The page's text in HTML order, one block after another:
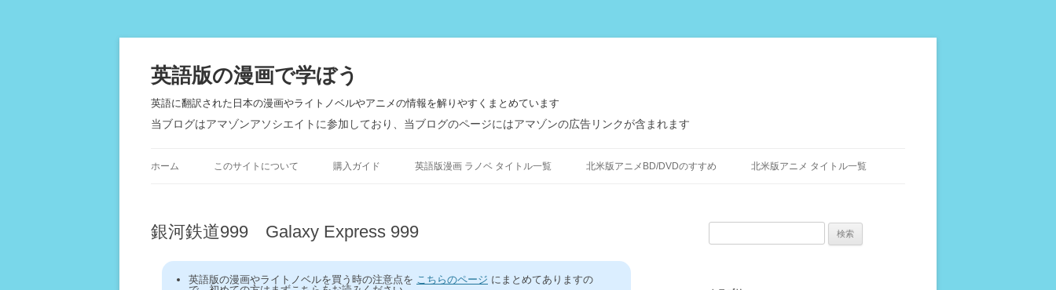
英語版の漫画で学ぼう
英語に翻訳された日本の漫画やライトノベルやアニメの情報を解りやすくまとめています
当ブログはアマゾンアソシエイトに参加しており、当ブログのページにはアマゾンの広告リンクが含まれます
ン
ホーム このサイトについて 購入ガイド 英語版漫画 ラノベ タイトル一覧 北米版アニメBD/DVDのすすめ 北米版アニメ タイトル一覧
銀河鉄道999 Galaxy Express 999
英語版の漫画やライトノベルを買う時の注意点を こちらのページ にまとめてありますの